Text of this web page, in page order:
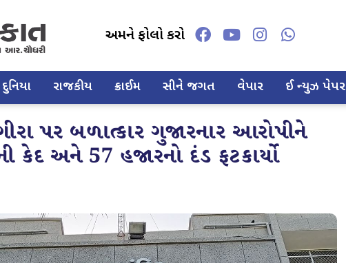
અમને ફોલો કરો
દુનિયા રાજકીય ક્રાઈમ સીને જગત વેપાર ઈ ન્યુઝ પેપર
પર બળાત્કાર ગુજારનાર આરોપીને
કેદ અને 57 હજારનો દંડ ફટકાર્યો